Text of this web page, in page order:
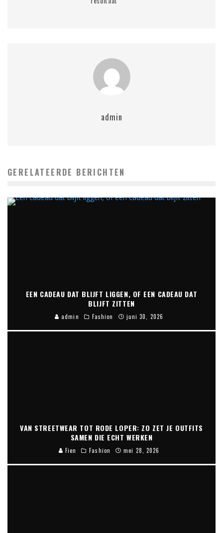
admin
GERELATEERDE BERICHTEN
EEN CADEAU DAT BLIJFT LIGGEN, OF EEN CADEAU DAT
BLIJFT ZITTEN
admin Fashion juni 30, 2026
VAN STREETWEAR TOT RODE LOPER: ZO ZET JE OUTFITS
SAMEN DIE ECHT WERKEN
Fien Fashion mei 28, 2026